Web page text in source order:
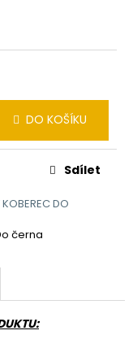
DO KOŠÍKU
DO
černa
Sdílet